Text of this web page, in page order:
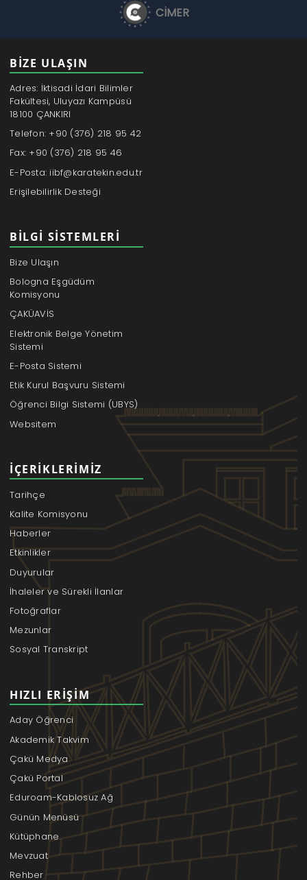
CİMER
BİZE ULAŞIN
Adres: İktisadi İdari Bilimler
Fakültesi, Uluyazı Kampüsü
18100 ÇANKIRI
Telefon: +90 (376) 218 95 42
Fax: +90 (376) 218 95 46
E-Posta: iibf@karatekin.edu.tr
Erişilebilirlik Desteği
BILGI SISTEMLERI
Bize Ulaşın
Bologna Eşgüdüm
Komisyonu
ÇAKÜAVİS
Elektronik Belge Yönetim
Sistemi
E-Posta Sistemi
Etik Kurul Başvuru Sistemi
Öğrenci Bilgi Sistemi (UBYS)
Websitem
İÇERIKLERIMIZ
Tarihçe
Kalite Komisyonu
Haberler
Etkinlikler
Duyurular
İhaleler ve Sürekli İlanlar
Fotoğraflar
Mezunlar
Sosyal Transkript
HIZLI ERIŞIM
Aday Öğrenci
Akademik Takvim
Çakü Medya
Çakü Portal
Eduroam-Kablosuz Ağ
Günün Menüsü
Kütüphane
Mevzuat
Rehber